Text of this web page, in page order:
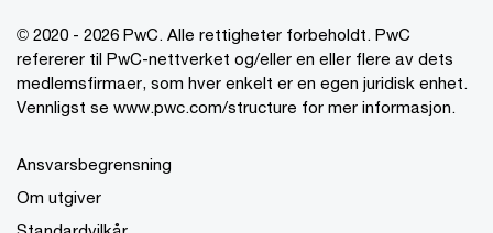
© 2020 - 2026 PwC. Alle rettigheter forbeholdt. PwC
refererer til PwC-nettverket og/eller en eller flere av dets
medlemsfirmaer, som hver enkelt er en egen juridisk enhet.
Vennligst se www.pwc.com/structure for mer informasjon.
Ansvarsbegrensning
Om utgiver